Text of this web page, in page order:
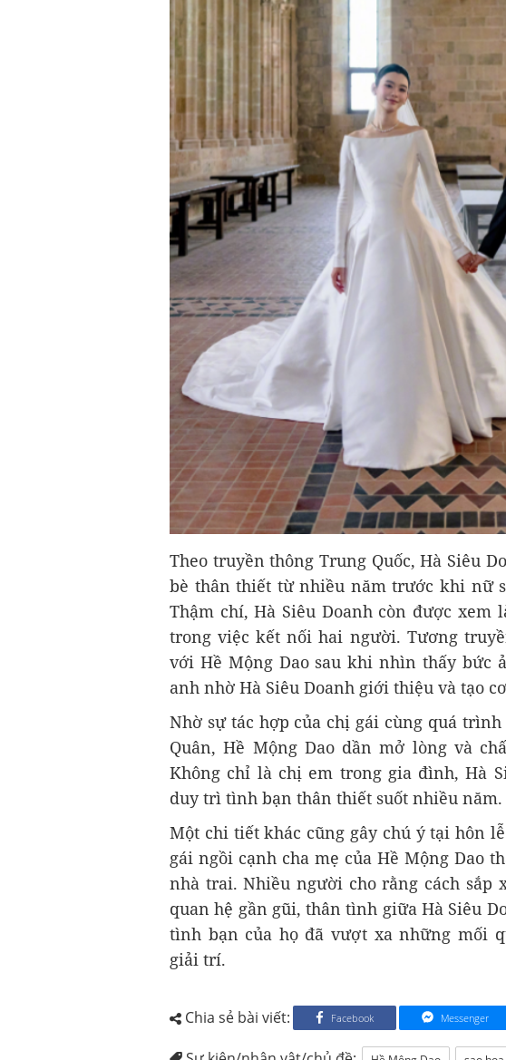
Theo truyền thông Trung Quốc, Hà Siêu
bè thân thiết từ nhiều năm trước khi nữ
Thậm chí, Hà Siêu Doanh còn được
trong việc kết nối hai người. Tương
với Hề Mộng Dao sau khi nhìn thấy bức
anh nhờ Hà Siêu Doanh giới thiệu và tạo
Nhờ sự tác hợp của chị gái cùng quá
Quân, Hề Mộng Dao dần mở lòng và
Không chỉ là chị em trong gia đình, Hà
duy trì tình bạn thân thiết suốt nhiều năm.
Một chi tiết khác cũng gây chú ý tại hôn
gái ngồi cạnh cha mẹ của Hề Mộng Dao
nhà trai. Nhiều người cho rằng cách sắp
quan hệ gần gũi, thân tình giữa Hà Siêu
tình bạn của họ đã vượt xa những mối
giải trí.
Chia sẻ bài viết:
Facebook Messenger